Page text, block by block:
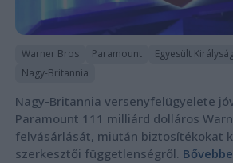
Warner Bros Paramount Egyesült
Nagy-Britannia
Nagy-Britannia versenyfelügyelete
Paramount 111 milliárd dolláros
felvásárlását, miután biztosítékokat
szerkesztői függetlenségről.